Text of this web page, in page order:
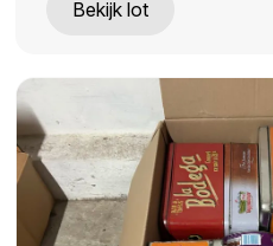
Bekijk lot